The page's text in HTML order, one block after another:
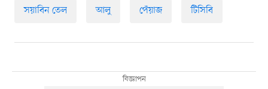
সয়াবিন তেল আলু পেঁয়াজ টিসিবি